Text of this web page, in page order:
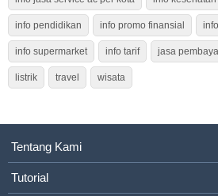
info pendidikan info promo finansial
info supermarket info tarif jasa
listrik travel wisata
Tentang Kami
Tutorial